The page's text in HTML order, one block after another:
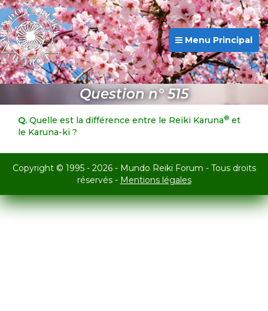
Menu Principal
Question n° 515
Q. Quelle est la différence entre le Reiki Karuna® et
le Karuna-ki ?
Copyright © 1995 - 2026 - Mundo Reiki Forum - Tous droits
réservés - Mentions légales